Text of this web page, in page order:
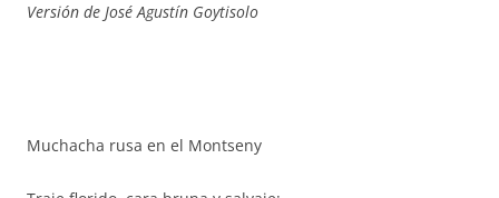
Versión de José Agustín Goytisolo
Muchacha rusa en el Montseny